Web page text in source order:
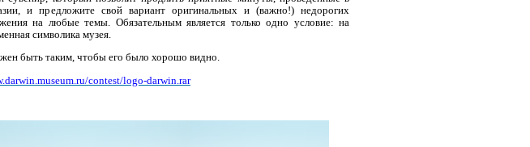
и предложите свой вариант оригинальных и (важно!) недорогих
на любые темы. Обязательным является только одно условие: на
символика музея.
быть таким, чтобы его было хорошо видно.
contest/logo-darwin.rar